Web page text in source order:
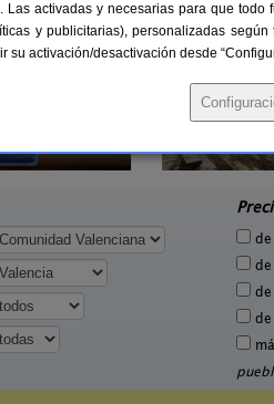
Casas
Las activadas y necesarias para que
y publicitarias), personalizadas
su activación/desactivación desde